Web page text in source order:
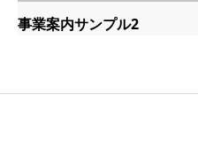
事業案内サンプル2